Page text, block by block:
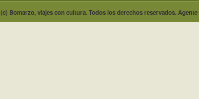
(c) Bomarzo, viajes con cultura. Todos los derechos reservados.